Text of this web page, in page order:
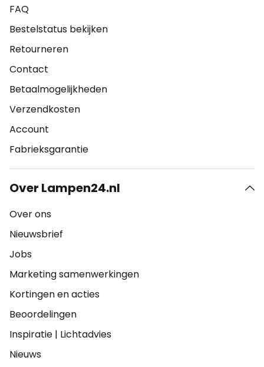
FAQ
Bestelstatus bekijken
Retourneren
Contact
Betaalmogelijkheden
Verzendkosten
Account
Fabrieksgarantie
Over Lampen24.nl
Over ons
Nieuwsbrief
Jobs
Marketing samenwerkingen
Kortingen en acties
Beoordelingen
Inspiratie | Lichtadvies
Nieuws